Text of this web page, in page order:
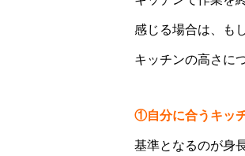
感じる場合は、も
キッチンの高さに
①自分に合うキッ
基準となるのが身